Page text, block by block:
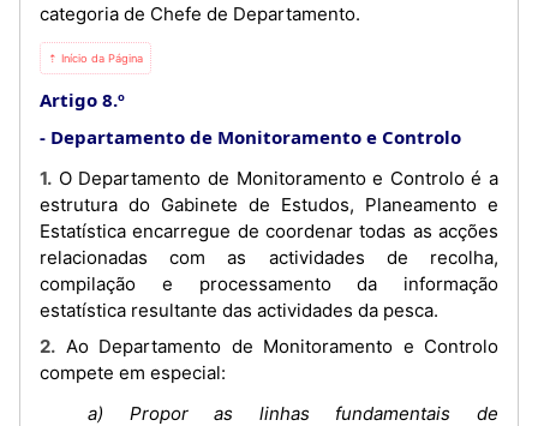
categoria de Chefe de Departamento.
⇡ Início da Página
Artigo 8.º
Departamento de Monitoramento e Controlo
1. O Departamento de Monitoramento e Controlo é a
estrutura do Gabinete de Estudos, Planeamento e
Estatística encarregue de coordenar todas as acções
relacionadas com as actividades de recolha,
compilação e processamento da informação
estatística resultante das actividades da pesca.
2. Ao Departamento de Monitoramento e Controlo
compete em especial:
a) Propor as linhas fundamentais de